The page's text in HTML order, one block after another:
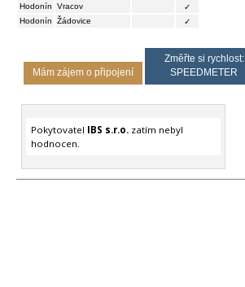
Hodonín
Vracov
✓
Hodonín
Žádovice ✓
Mám zájem o připojení
Změřte si rychlost:
SPEEDMETER
Pokytovatel IBS s.r.o.zatím nebyl
hodnocen.